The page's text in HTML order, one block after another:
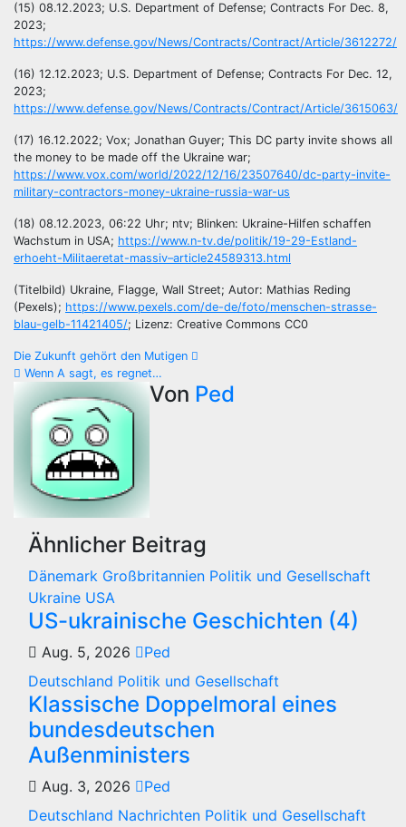
(15) 08.12.2023; U.S. Department of Defense; Contracts For Dec. 8,
2023;
https://www.defense.gov/News/Contracts/Contract/Article/3612272/
(16) 12.12.2023; U.S. Department of Defense; Contracts For Dec. 12,
2023;
https://www.defense.gov/News/Contracts/Contract/Article/3615063/
(17) 16.12.2022; Vox; Jonathan Guyer; This DC party invite shows all
the money to be made off the Ukraine war;
https://www.vox.com/world/2022/12/16/23507640/dc-party-invite-
military-contractors-money-ukraine-russia-war-us
(18) 08.12.2023, 06:22 Uhr; ntv; Blinken: Ukraine-Hilfen schaffen
Wachstum in USA; https://www.n-tv.de/politik/19-29-Estland-
erhoeht-Militaeretat-massiv–article24589313.html
(Titelbild) Ukraine, Flagge, Wall Street; Autor: Mathias Reding
(Pexels); https://www.pexels.com/de-de/foto/menschen-strasse-
blau-gelb-11421405/; Lizenz: Creative Commons CC0
Beitragsnavigation
Die Zukunft gehört den Mutigen
Wenn A sagt, es regnet…
Von Ped
Ähnlicher Beitrag
Dänemark Großbritannien Politik und Gesellschaft
Ukraine USA
US-ukrainische Geschichten (4)
Aug. 5, 2026
Ped
Deutschland Politik und Gesellschaft
Klassische Doppelmoral eines
bundesdeutschen
Außenministers
Aug. 3, 2026
Ped
Deutschland Nachrichten Politik und Gesellschaft